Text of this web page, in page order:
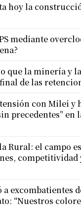
hoy la
mediante
que la minería y
de las
con Milei y
precedentes” en
Rural: el campo
competitividad
excombatientes
“Nuestros